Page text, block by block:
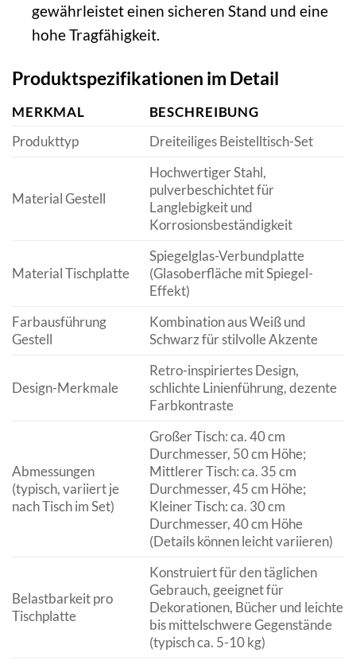
gewährleistet einen sicheren Stand und eine
hohe Tragfähigkeit.
Produktspezifikationen im Detail
MERKMAL
BESCHREIBUNG
Produkttyp
Dreiteiliges Beistelltisch-Set
Material Gestell
Hochwertiger Stahl,
pulverbeschichtet für
Langlebigkeit und
Korrosionsbeständigkeit
Material Tischplatte
Spiegelglas-Verbundplatte
(Glasoberfläche mit Spiegel-
Effekt)
Farbausführung
Gestell
Kombination aus Weiß und
Schwarz für stilvolle Akzente
Design-Merkmale
Retro-inspiriertes Design,
schlichte Linienführung, dezente
Farbkontraste
Abmessungen
(typisch, variiert je
nach Tisch im Set)
Großer Tisch: ca. 40 cm
Durchmesser, 50 cm Höhe;
Mittlerer Tisch: ca. 35 cm
Durchmesser, 45 cm Höhe;
Kleiner Tisch: ca. 30 cm
Durchmesser, 40 cm Höhe
(Details können leicht variieren)
Belastbarkeit pro
Tischplatte
Konstruiert für den täglichen
Gebrauch, geeignet für
Dekorationen, Bücher und leichte
bis mittelschwere Gegenstände
(typisch ca. 5-10 kg)